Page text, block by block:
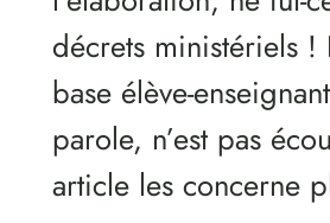
décrets ministériels
base élève-
parole, n’est pas
article les concerne